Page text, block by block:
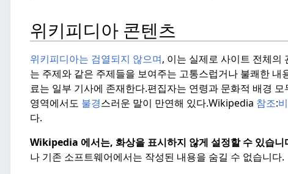
위키피디아 콘텐츠
위키피디아는 검열되지 않으며, 이는 실제로 사이트 전체의
는 주제와 같은 주제들을 보여주는 고통스럽거나 불쾌한 내
료는 일부 기사에 존재한다.편집자는 연령과 문화적 배경
영역에서도 불경스러운 말이 만연해 있다.Wikipedia 참조:
다.
Wikipedia 에서는, 화상을 표시하지 않게 설정할 수 있습니
나 기존 소프트웨어에서는 작성된 내용을 숨길 수 없습니다.